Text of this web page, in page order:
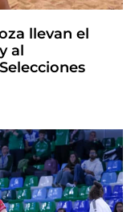
llevan el
al